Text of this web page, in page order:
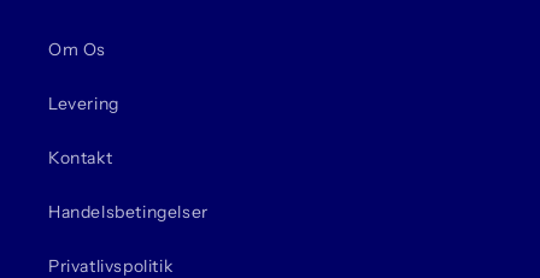
Om Os
Levering
Kontakt
Handelsbetingelser
Privatlivspolitik